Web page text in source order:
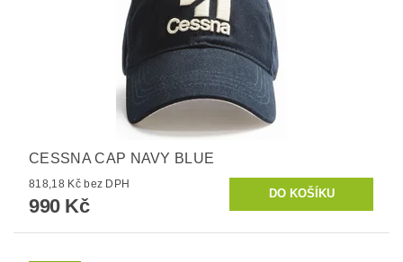
CESSNA CAP NAVY BLUE
818,18 Kč bez DPH
990 Kč